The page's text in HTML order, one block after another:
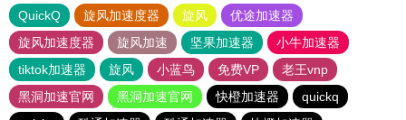
QuickQ 旋风加速度器 旋风
优途加速器
旋风加速度器
旋风加速 坚果加速器
小牛加速器
tiktok加速器
旋风 小蓝鸟 免费VP
老王vnp
黑洞加速官网
黑洞加速官网 快橙加速器
quickq